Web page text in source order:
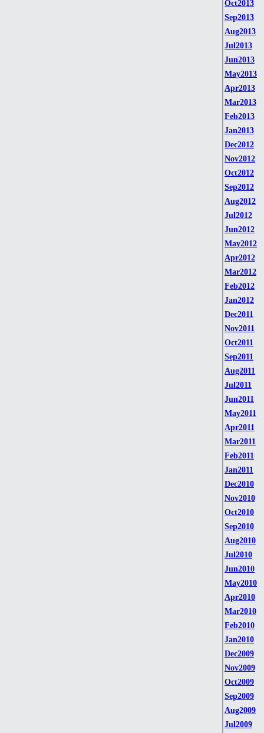
Oct2013
Sep2013
Aug2013
Jul2013
Jun2013
May2013
Apr2013
Mar2013
Feb2013
Jan2013
Dec2012
Nov2012
Oct2012
Sep2012
Aug2012
Jul2012
Jun2012
May2012
Apr2012
Mar2012
Feb2012
Jan2012
Dec2011
Nov2011
Oct2011
Sep2011
Aug2011
Jul2011
Jun2011
May2011
Apr2011
Mar2011
Feb2011
Jan2011
Dec2010
Nov2010
Oct2010
Sep2010
Aug2010
Jul2010
Jun2010
May2010
Apr2010
Mar2010
Feb2010
Jan2010
Dec2009
Nov2009
Oct2009
Sep2009
Aug2009
Jul2009